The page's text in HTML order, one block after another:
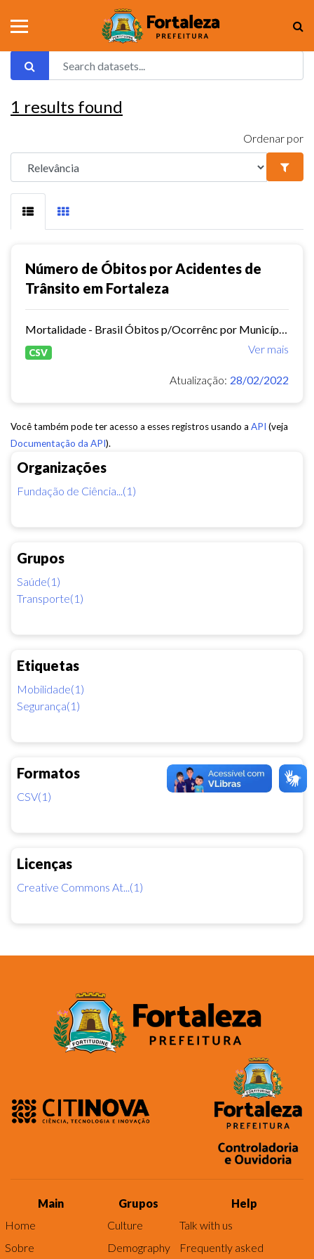
Organizações
Fundação de Ciência...(1)
Grupos
Saúde(1)
Transporte(1)
Etiquetas
Mobilidade(1)
Segurança(1)
Formatos
CSV(1)
Licenças
Creative Commons At...(1)
1 results found
Ordenar por
Número de Óbitos por Acidentes de
Trânsito em Fortaleza
Ver mais
CSV
Atualização: 28/02/2022
Você também pode ter acesso a esses registros usando a API (veja
Documentação da API).
Main
Home
Sobre
Grupos
Culture
Demography
Help
Talk with us
Frequently asked